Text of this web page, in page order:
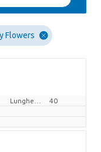
Flowers
40